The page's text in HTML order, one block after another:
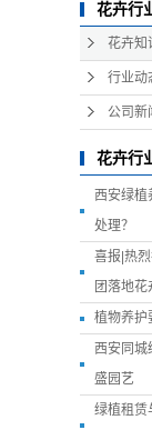
花卉行
花卉知
行业动
公司新
花卉行
西安绿植
处理？
喜报|热
团落地
植物养护
西安同城
盛园艺
绿植租赁